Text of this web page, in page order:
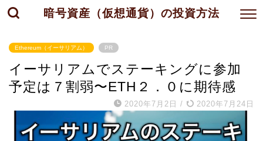
暗号資産（仮想通貨）の投資方法
Ethereum（イーサリアム） PR
イーサリアムでステーキングに参加
予定は７割弱〜ETH２．０に期待感
2020年7月2日 / 2020年7月24日